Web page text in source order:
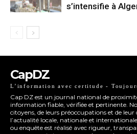
s’intensifie à
CapDZ
L’information avec certitude -
Cap DZ est un journal national de
information fiable, vérifiée et pertinente.
citoyens, de leurs préoccupations et de
l’actualité locale, nationale et
ou enquête est réalisé avec rigueur,